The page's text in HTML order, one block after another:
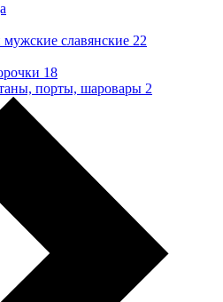
славянские 22
18
порты, шаровары 2